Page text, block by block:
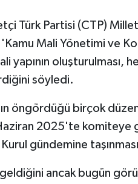
Türk Partisi (CTP)
Mali Yönetimi ve
yapının oluşturulması,
söyledi.
öngördüğü birçok
2025'te komiteye
Kurul gündemine
ancak bugün